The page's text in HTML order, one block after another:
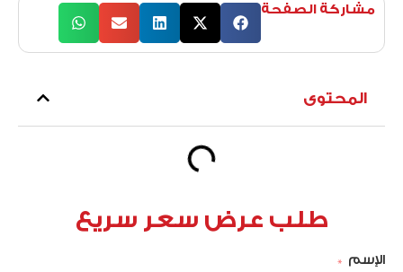
مشاركة الصفحة
المحتوى
طلب عرض سعر سريع
الإسم